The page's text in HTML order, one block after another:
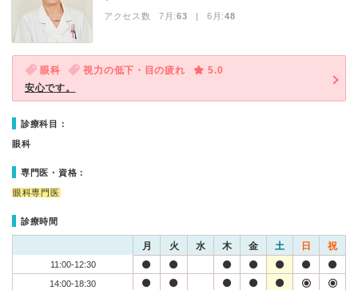
アクセス数 7月:63 | 6月:48
眼科 視力の低下・目の疲れ
5.0
安心です。
診療科目：
眼科
専門医・資格：
眼科専門医
診療時間
月 火 水 木 金 土 日 祝
11:00-12:30
14:00-18:30